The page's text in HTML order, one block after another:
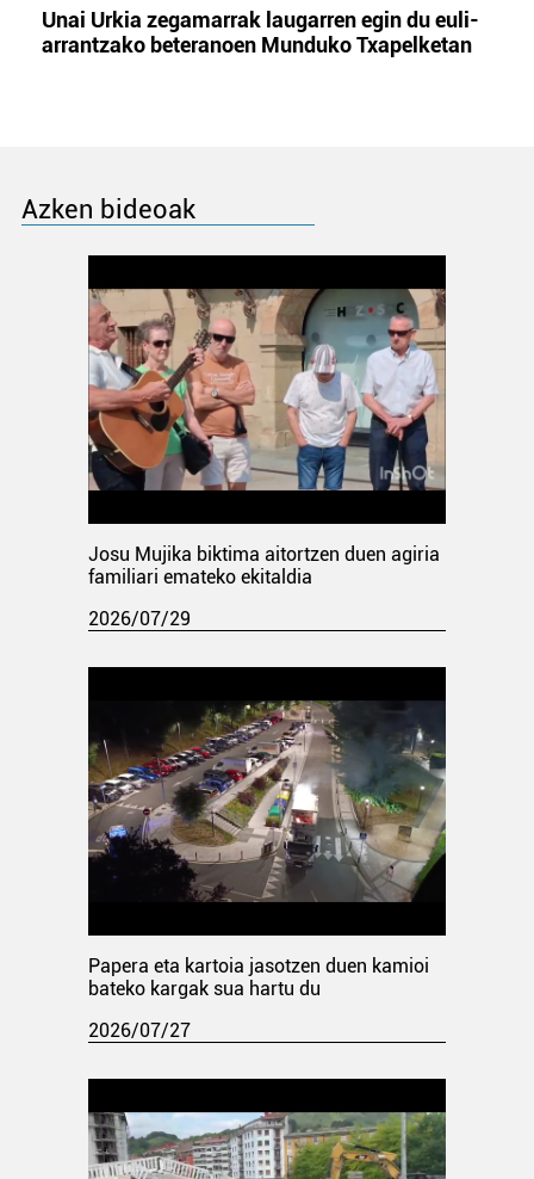
Unai Urkia zegamarrak laugarren egin du euli-
arrantzako beteranoen Munduko Txapelketan
Azken bideoak
Josu Mujika biktima aitortzen duen agiria
familiari emateko ekitaldia
2026/07/29
Papera eta kartoia jasotzen duen kamioi
bateko kargak sua hartu du
2026/07/27